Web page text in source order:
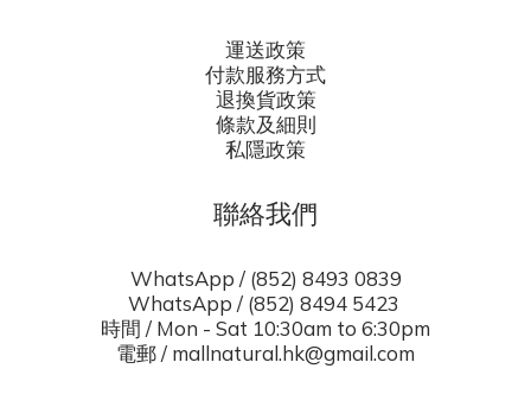
運送政策
付款服務方式
退換貨政策
條款及細則
私隱政策
聯絡我們
WhatsApp / (852) 8493 0839
WhatsApp / (852) 8494 5423
時間 / Mon - Sat 10:30am to 6:30pm
電郵 / mallnatural.hk@gmail.com